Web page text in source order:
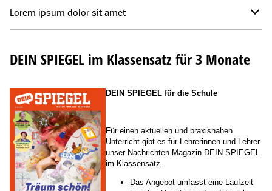
Lorem ipsum dolor sit amet